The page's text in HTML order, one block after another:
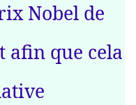
Nobel de
afin que cela